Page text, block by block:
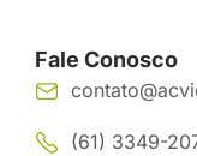
Fale Conosco
(61) 3349-